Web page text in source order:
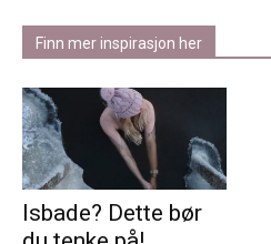
Finn mer inspirasjon her
Isbade? Dette bør